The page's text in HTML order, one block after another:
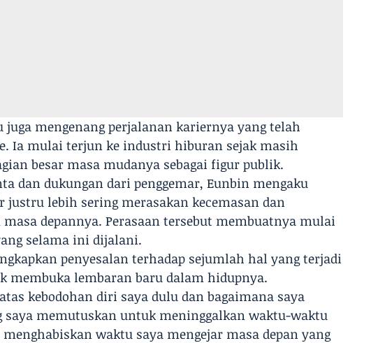
juga mengenang perjalanan kariernya yang telah
Ia mulai terjun ke industri hiburan sejak masih
besar masa mudanya sebagai figur publik.
dan dukungan dari penggemar, Eunbin mengaku
justru lebih sering merasakan kecemasan dan
depannya. Perasaan tersebut membuatnya mulai
selama ini dijalani.
penyesalan terhadap sejumlah hal yang terjadi
lembaran baru dalam hidupnya.
kebodohan diri saya dulu dan bagaimana saya
saya memutuskan untuk meninggalkan waktu-waktu
waktu saya mengejar masa depan yang